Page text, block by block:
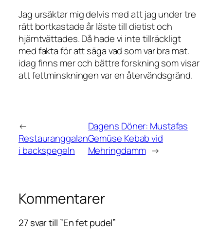
Jag ursäktar mig delvis med att jag under tre
rätt bortkastade år läste till dietist och
hjärntvättades. Då hade vi inte tillräckligt
med fakta för att säga vad som var bra mat.
idag finns mer och bättre forskning som visar
att fettminskningen var en återvändsgränd.
←
Restauranggalan
i backspegeln
Dagens Döner: Mustafas
Gemüse Kebab vid
Mehringdamm →
Kommentarer
27 svar till ”En fet pudel”